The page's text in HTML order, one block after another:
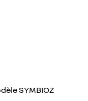
SYMBIOZ